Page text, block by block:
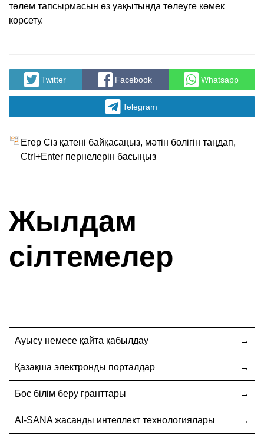
төлем тапсырмасын өз уақытында төлеуге көмек
көрсету.
Twitter Facebook Whatsapp
Telegram
Егер Сіз қатені байқасаңыз, мәтін бөлігін таңдап,
Ctrl+Enter пернелерін басыңыз
Жылдам
сілтемелер
Ауысу немесе қайта қабылдау
Қазақша электронды порталдар
Бос білім беру гранттары
AI-SANA жасанды интеллект технологиялары